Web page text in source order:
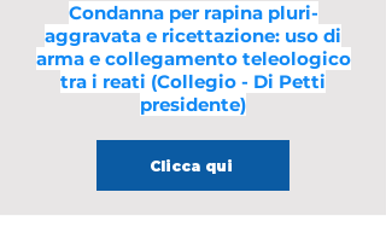
Condanna per rapina pluri-
aggravata e ricettazione: uso di
arma e collegamento teleologico
tra i reati (Collegio - Di Petti
presidente)
Clicca qui